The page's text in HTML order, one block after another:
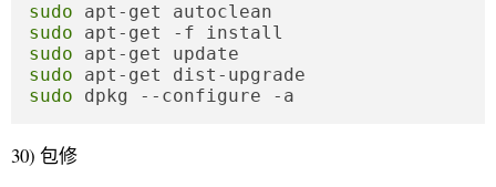
sudo
sudo
sudo
sudo
sudo dpkg --configure -a
30) 包修